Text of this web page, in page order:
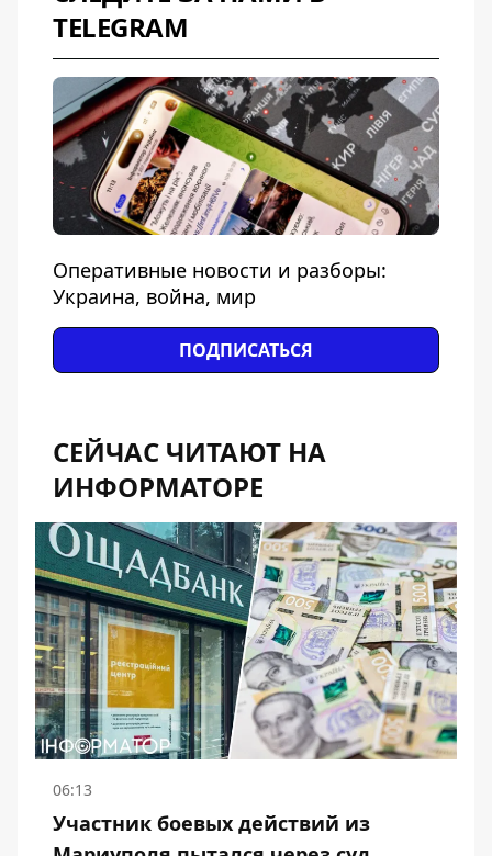
TELEGRAM
Оперативные новости и разборы:
Украина, война, мир
ПОДПИСАТЬСЯ
СЕЙЧАС ЧИТАЮТ НА
ИНФОРМАТОРЕ
06:13
Участник боевых действий из